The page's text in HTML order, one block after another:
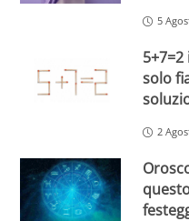
5
solo
2